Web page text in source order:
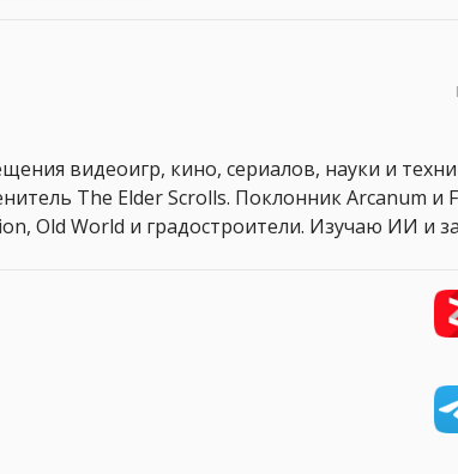
видеоигр, кино, сериалов, науки и
The Elder Scrolls. Поклонник Arcanum и
Old World и градостроители. Изучаю ИИ и